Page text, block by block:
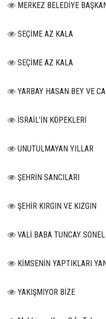
MERKEZ BELEDİYE
SEÇİME AZ KALA
SEÇİME AZ KALA
YARBAY HASAN BEY VE
İSRAİL’İN KÖPEKLERİ
UNUTULMAYAN YILLAR
ŞEHRİN SANCILARI
ŞEHİR KIRGIN VE KIZGIN
VALİ BABA TUNCAY SONEL
KİMSENİN YAPTIKLARI
YAKIŞMIYOR BİZE